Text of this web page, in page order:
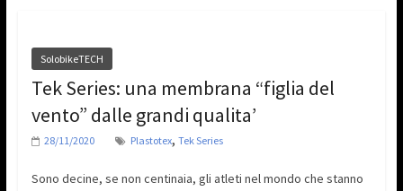
SolobikeTECH
Tek Series: una membrana “figlia del
vento” dalle grandi qualita’
28/11/2020 Plastotex, Tek Series
Sono decine, se non centinaia, gli atleti nel mondo che stanno